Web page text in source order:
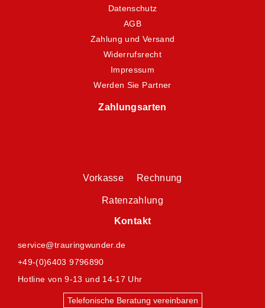
Datenschutz
AGB
Zahlung und Versand
Widerrufsrecht
Impressum
Werden Sie Partner
Zahlungsarten
Vorkasse Rechnung
Ratenzahlung
Kontakt
service@trauringwunder.de
+49-(0)6403 9796890
Hotline von 9-13 und 14-17 Uhr
Telefonische Beratung vereinbaren